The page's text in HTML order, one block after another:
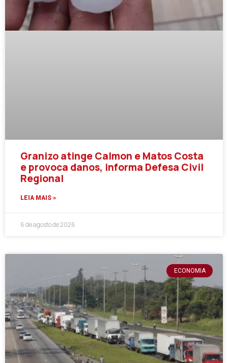
Granizo atinge Calmon e Matos Costa
e provoca danos, informa Defesa Civil
Regional
LEIA MAIS »
6 de agosto de 2026
ECONOMIA